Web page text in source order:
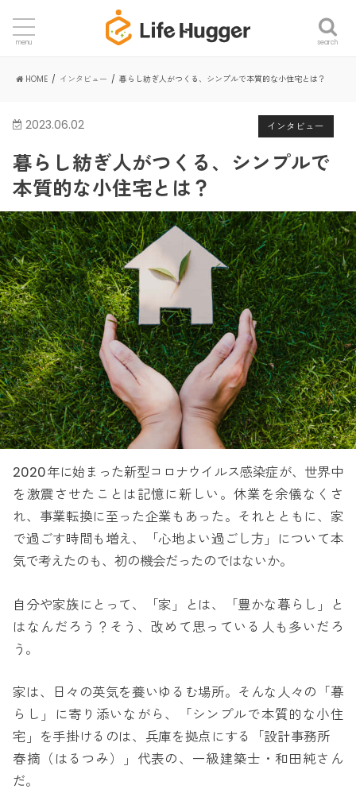
search
menu
HOME インタビュー 暮らし紡ぎ人がつくる、シンプルで本質的な小住宅とは？
インタビュー
2023.06.02
暮らし紡ぎ人がつくる、シンプルで
本質的な小住宅とは？
2020年に始まった新型コロナウイルス感染症が、世界中
を激震させたことは記憶に新しい。休業を余儀なくさ
れ、事業転換に至った企業もあった。それとともに、家
で過ごす時間も増え、「心地よい過ごし方」について本
気で考えたのも、初の機会だったのではないか。
自分や家族にとって、「家」とは、「豊かな暮らし」と
はなんだろう？そう、改めて思っている人も多いだろ
う。
家は、日々の英気を養いゆるむ場所。そんな人々の「暮
らし」に寄り添いながら、「シンプルで本質的な小住
宅」を手掛けるのは、兵庫を拠点にする「設計事務所
春摘（はるつみ）」代表の、一級建築士・和田純さん
だ。